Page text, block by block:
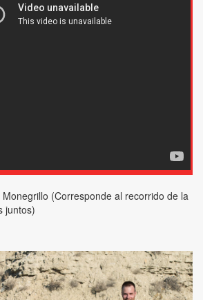
(Corresponde al recorrido de la
juntos)